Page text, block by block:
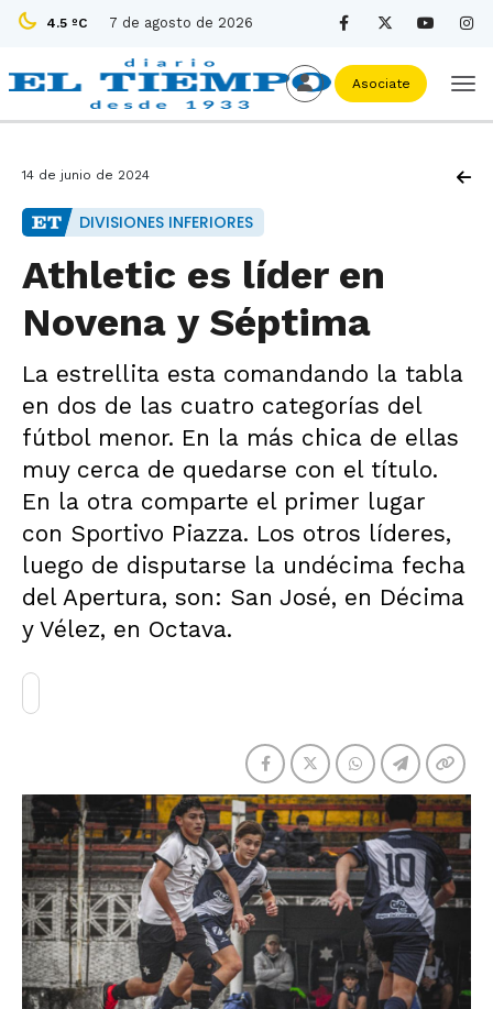
4.5 ºC 7 de agosto de 2026
Asociate
14 de junio de 2024
DIVISIONES INFERIORES
Athletic es líder en
Novena y Séptima
La estrellita esta comandando la tabla
en dos de las cuatro categorías del
fútbol menor. En la más chica de ellas
muy cerca de quedarse con el título.
En la otra comparte el primer lugar
con Sportivo Piazza. Los otros líderes,
luego de disputarse la undécima fecha
del Apertura, son: San José, en Décima
y Vélez, en Octava.